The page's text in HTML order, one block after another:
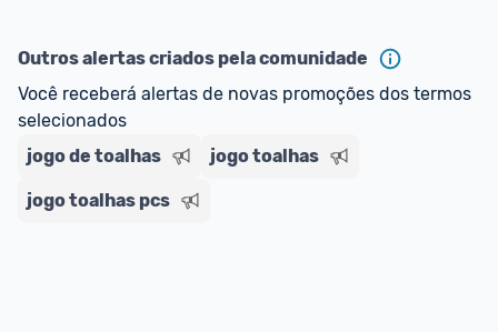
E lembre-se:
comunidade para tirar dúvidas ou acionar os
nossos Admins marcando
comentário ou através do Fale com o Promobit.
Outros alertas criados pela comunidade
Você receberá alertas de novas promoções dos termos
selecionados
jogo de toalhas
jogo toalhas
jogo toalhas pcs